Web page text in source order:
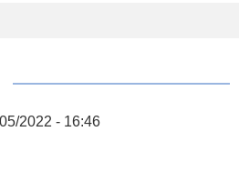
2022 - 16:46